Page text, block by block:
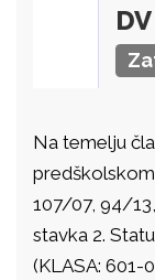
Na temelju
107/07, 94/
stavka 2.
(KLASA: 601-